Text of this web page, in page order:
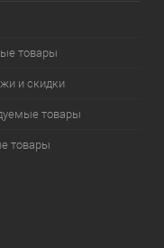
товары
и скидки
товары
товары